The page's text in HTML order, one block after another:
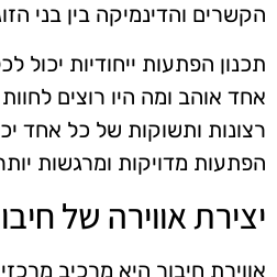
הקשרים והדינמיקה בין בני
תכנון הפתעות ייחודיות יכול
אחד אוהב ומה היו רוצים
רצונות ותשוקות של כל אחד
הפתעות מדויקות ומרגשות
יצירת אווירה של
אווירת חיבור היא מרכיב